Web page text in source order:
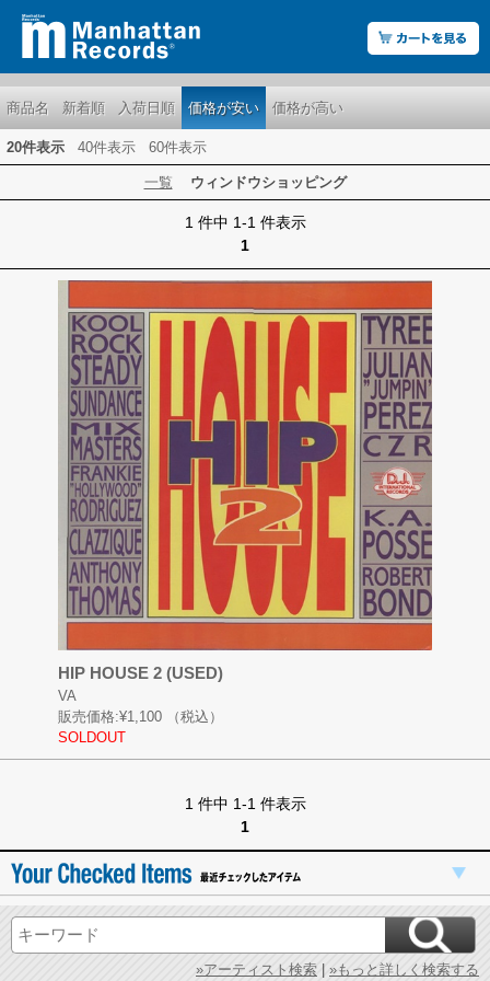
商品名 新着順 入荷日順 価格が安い 価格が高い
20件表示 40件表示 60件表示
一覧 ウィンドウショッピング
1 件中 1-1 件表示
1
HIP HOUSE 2 (USED)
VA
販売価格:¥1,100
（税込）
SOLDOUT
1 件中 1-1 件表示
1
»アーティスト検索 | »もっと詳しく検索する